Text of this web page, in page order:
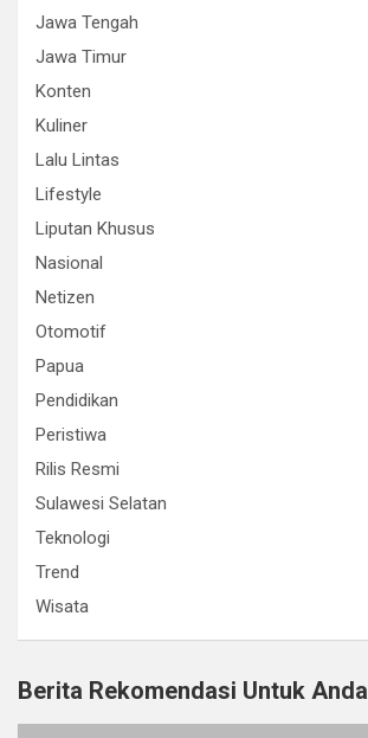
Jawa Tengah
Jawa Timur
Konten
Kuliner
Lalu Lintas
Lifestyle
Liputan Khusus
Nasional
Netizen
Otomotif
Papua
Pendidikan
Peristiwa
Rilis Resmi
Sulawesi Selatan
Teknologi
Trend
Wisata
Berita Rekomendasi Untuk Anda